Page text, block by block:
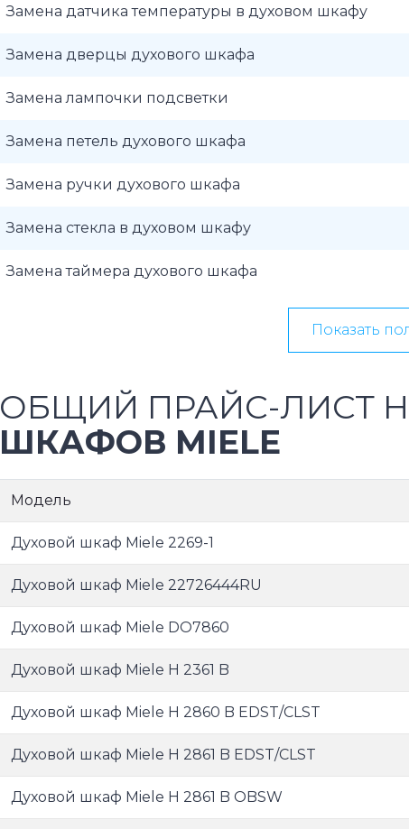
Замена датчика температуры в духовом шкафу
Замена дверцы духового шкафа
Замена лампочки подсветки
Замена петель духового шкафа
Замена ручки духового шкафа
Замена стекла в духовом шкафу
Замена таймера духового шкафа
Показать
ОБЩИЙ ПРАЙС-ЛИСТ
ШКАФОВ MIELE
Модель
Духовой шкаф Miele 2269-1
Духовой шкаф Miele 22726444RU
Духовой шкаф Miele DO7860
Духовой шкаф Miele H 2361 B
Духовой шкаф Miele H 2860 B EDST/CLST
Духовой шкаф Miele H 2861 B EDST/CLST
Духовой шкаф Miele H 2861 B OBSW